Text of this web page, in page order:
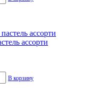
ассорти
В корзину